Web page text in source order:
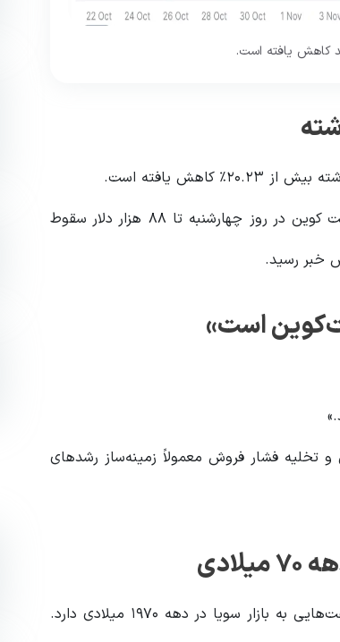
پس از ثبت رکورد تاریخی ۱۲۵,۱۰۰ دلار در تاریخ ۵ اکتبر، قیمت بیت کوین در روز چهارشنبه تا ۸۸ هزار دلار سقوط
است»
و تخلیه فشار فروش معمولاً زمینه‌ساز رشدهای
برنت در ماه اکتبر اشاره کرده بود که نمودار قیمتی بیت‌کوین شباهت‌هایی به بازار سویا در دهه ۱۹۷۰ میلادی دارد.